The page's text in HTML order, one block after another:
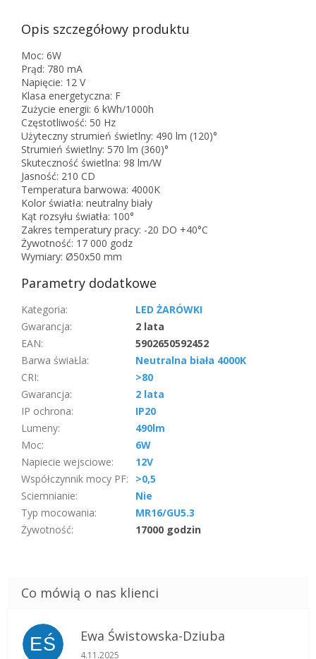
Opis szczegółowy produktu
Moc: 6W
Prąd: 780 mA
Napięcie: 12 V
Klasa energetyczna: F
Zużycie energii: 6 kWh/1000h
Częstotliwość: 50 Hz
Użyteczny strumień świetlny: 490 lm (120)°
Strumień świetlny: 570 lm (360)°
Skuteczność świetlna: 98 lm/W
Jasność: 210 CD
Temperatura barwowa: 4000K
Kolor światła: neutralny biały
Kąt rozsyłu światła: 100°
Zakres temperatury pracy: -20 DO +40°C
Żywotność: 17 000 godz
Wymiary: Ø50x50 mm
Parametry dodatkowe
Kategoria:
LED ŻARÓWKI
Gwarancja:
2 lata
EAN:
5902650592452
Barwa świaŁla:
Neutralna biała 4000K
CRI:
>80
Gwarancja:
2 lata
IP ochrona:
IP20
Lumeny:
490lm
Moc:
6W
Napiecie wejsciowe:
12V
Współczynnik mocy PF:
>0,5
Sciemnianie:
Nie
Typ mocowania:
MR16/GU5.3
Żywotność: 17000 godzin
EŚ Ewa Świstowska-Dziuba
Ocena sklepu to 5 na 5 gwiazdek.
4.11.2025